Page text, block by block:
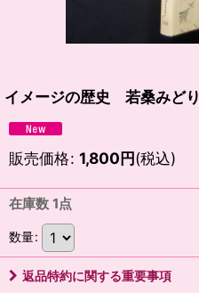
イメージの歴史 若桑みどり
販売価格: 1,800円(税込)
在庫数 1点
数量:
返品特約に関する重要事項